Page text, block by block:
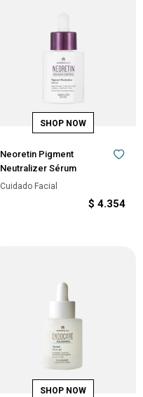
Neoretin Pigment
Neutralizer Sérum
Cuidado Facial
$ 4.354